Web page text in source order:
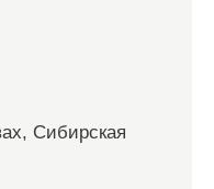
Сибирская